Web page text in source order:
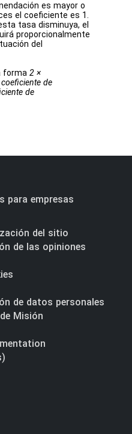
es mayor o
el coeficiente es 1.
tasa disminuya, el
proporcionalmente
del
forma2 ×
de
de
para empresas
del sitio
de las opiniones
de datos personales
Misión